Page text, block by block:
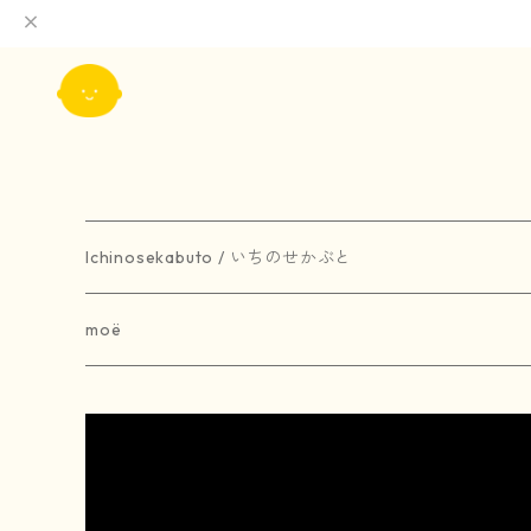
Ichinosekabuto / いちのせかぶと
painting / 絵画
moë